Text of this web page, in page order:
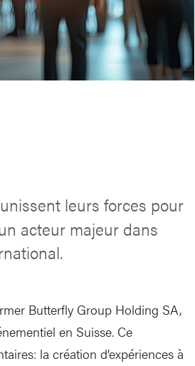
leurs forces pour
acteur majeur dans
Butterfly Group Holding SA,
en Suisse. Ce
la création d’expériences à